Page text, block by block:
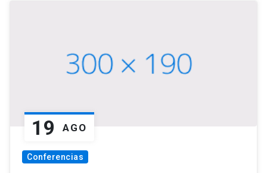
19 AGO
Conferencias